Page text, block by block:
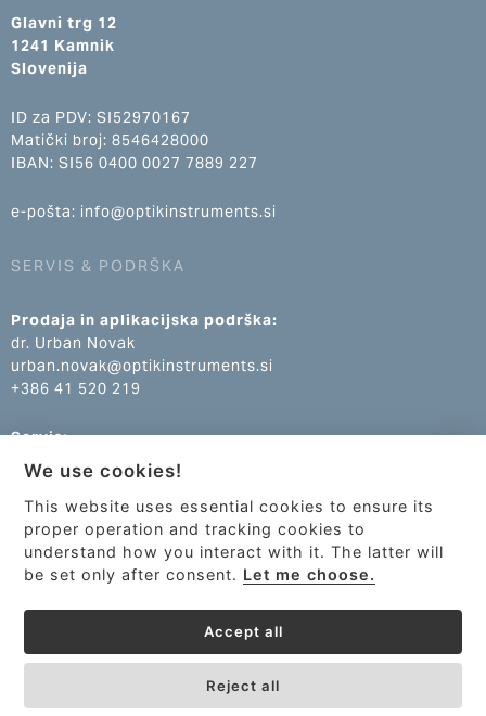
Glavni trg 12
1241 Kamnik
Slovenija
ID za PDV: SI52970167
Matički broj: 8546428000
IBAN: SI56 0400 0027 7889 227
e-pošta: info@optikinstruments.si
SERVIS & PODRŠKA
Prodaja in aplikacijska podrška:
dr. Urban Novak
urban.novak@optikinstruments.si
+386 41 520 219
Servis:
Klemen Žumer
klemen.zumer@optikinstruments.si
+386 70 688 269
We use cookies!
This website uses essential cookies to ensure its
proper operation and tracking cookies to
understand how you interact with it. The latter will
be set only after consent. Let me choose.
Accept all
Reject all